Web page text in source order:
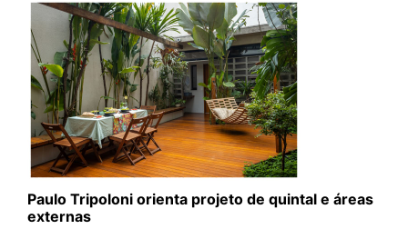
Paulo Tripoloni orienta projeto de quintal e áreas
externas